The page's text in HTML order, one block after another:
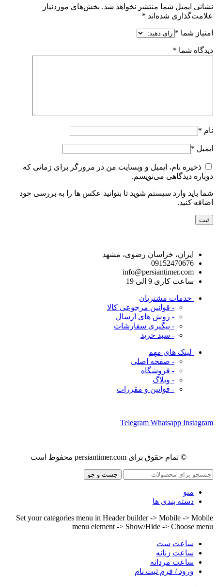
نشانی ایمیل شما منتشر نخواهد شد. بخش‌های موردنیاز
علامت‌گذاری شده‌اند *
امتیاز شما *
دیدگاه شما *
نام *
ایمیل *
ذخیره نام، ایمیل و وبسایت من در مرورگر برای زمانی که
دوباره دیدگاهی می‌نویسم.
شما باید وارد سیستم شوید تا بتوانید عکس ها را به بررسی خود
اضافه کنید.
ایران، خراسان رضوی، مشهد
09152470676
info@persiantimer.com
ساعت کاری 9 الی 19
خدمات مشتریان
- قوانین مرجوعی کالا
- روش های ارسال
- پیگیری سفارشات
- سبد خرید
لینک های مهم
- صفحه اصلی
- فروشگاه
- وبلاگ
- قوانین و مقررات
Telegram Whatsapp Instagram
© تمام حقوق برای persiantimer.com محفوظ است
جست و جو
منو
دسته بندی ها
Set your categories menu in Header builder -> Mobile -> Mobile
menu element -> Show/Hide -> Choose menu
ساعت ست
ساعت زنانه
ساعت مردانه
ورود / فرم ثبت نام